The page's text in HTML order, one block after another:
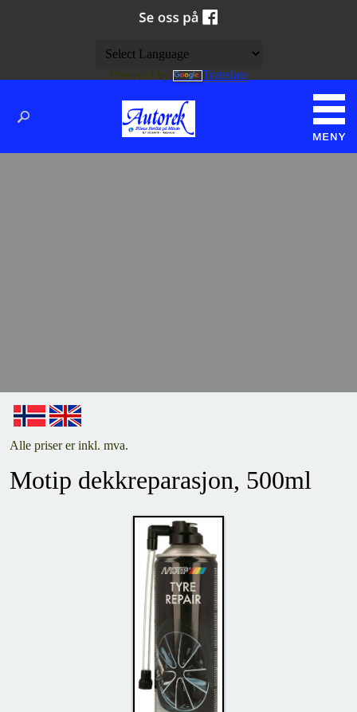
Alle priser er inkl. mva.
Motip dekkreparasjon, 500ml
Powered by Translate